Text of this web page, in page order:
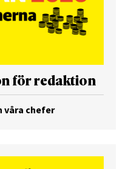
för redaktion
våra chefer